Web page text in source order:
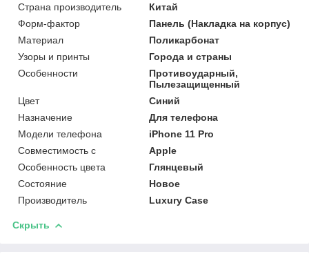
Страна производитель
Китай
Форм-фактор
Панель (Накладка на корпус)
Материал
Поликарбонат
Узоры и принты
Города и страны
Особенности
Противоударный,
Пылезащищенный
Цвет
Синий
Назначение
Для телефона
Модели телефона
iPhone 11 Pro
Совместимость с
Apple
Особенность цвета
Глянцевый
Состояние
Новое
Производитель
Luxury Case
Скрыть